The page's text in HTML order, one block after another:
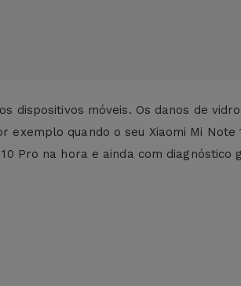
dispositivos móveis. Os danos de
quando o seu Xiaomi Mi
Pro na hora e ainda com diagnóstico